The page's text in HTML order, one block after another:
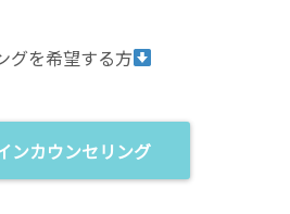
グを希望する方
ンカウンセリング